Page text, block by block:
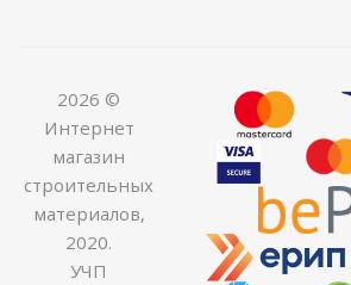
2026 ©
Интернет
магазин
строительных
материалов,
2020.
УЧП